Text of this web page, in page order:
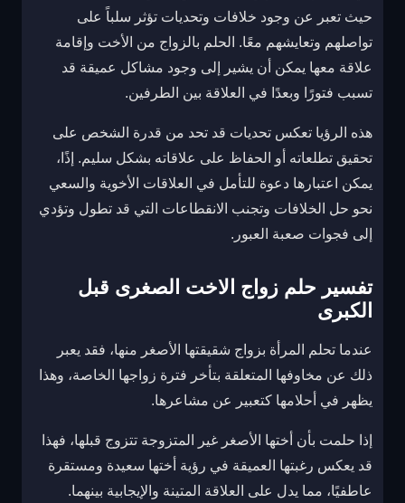
حيث تعبر عن وجود خلافات وتحديات تؤثر سلباً على
تواصلهم وتعايشهم معًا. الحلم بالزواج من الأخت وإقامة
علاقة معها يمكن أن يشير إلى وجود مشاكل عميقة قد
تسبب فتورًا وبعدًا في العلاقة بين الطرفين.
هذه الرؤيا تعكس تحديات قد تحد من قدرة الشخص على
تحقيق تطلعاته أو الحفاظ على علاقاته بشكل سليم. إذًا،
يمكن اعتبارها دعوة للتأمل في العلاقات الأخوية والسعي
نحو حل الخلافات وتجنب الانقطاعات التي قد تطول وتؤدي
إلى فجوات صعبة العبور.
تفسير حلم زواج الاخت الصغرى قبل
الكبرى
عندما تحلم المرأة بزواج شقيقتها الأصغر منها، فقد يعبر
ذلك عن مخاوفها المتعلقة بتأخر فترة زواجها الخاصة، وهذا
يظهر في أحلامها كتعبير عن مشاعرها.
إذا حلمت بأن أختها الأصغر غير المتزوجة تتزوج قبلها، فهذا
قد يعكس رغبتها العميقة في رؤية أختها سعيدة ومستقرة
عاطفيًا، مما يدل على العلاقة المتينة والإيجابية بينهما.